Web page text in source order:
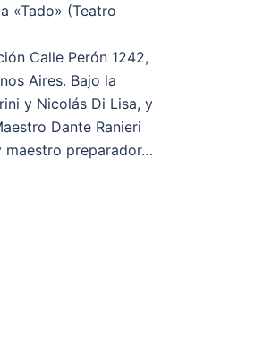
«Tado» (Teatro
Calle Perón 1242,
Aires. Bajo la
y Nicolás Di Lisa, y
Dante Ranieri
preparador…